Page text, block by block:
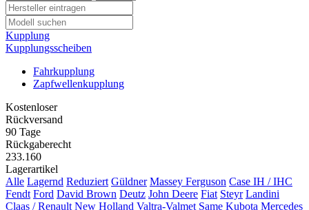
Kupplung
Kupplungsscheiben
Fahrkupplung
Zapfwellenkupplung
Kostenloser
Rückversand
90 Tage
Rückgaberecht
233.160
Lagerartikel
Alle Lagernd Reduziert Güldner Massey Ferguson Case IH / IHC
Fendt Ford David Brown Deutz John Deere Fiat Steyr Landini
Claas / Renault New Holland Valtra-Valmet Same Kubota Mercedes